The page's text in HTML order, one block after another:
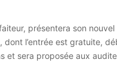
présentera son nouvel
dont l’entrée est gratuite,
et sera proposée aux